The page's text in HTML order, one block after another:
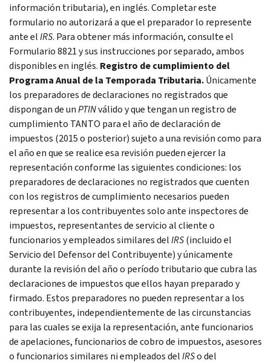
información tributaria), en inglés. Completar este
formulario no autorizará a que el preparador lo represente
ante elIRS. Para obtener más información, consulte el
Formulario 8821 y sus instrucciones por separado, ambos
disponibles en inglés. Registro de cumplimiento del
Programa Anual de la Temporada Tributaria.Únicamente
los preparadores de declaraciones no registrados que
dispongan de unPTINválido y que tengan un registro de
cumplimiento TANTO para el año de declaración de
impuestos (2015 o posterior) sujeto a una revisión como para
el año en que se realice esa revisión pueden ejercer la
representación conforme las siguientes condiciones: los
preparadores de declaraciones no registrados que cuenten
con los registros de cumplimiento necesarios pueden
representar a los contribuyentes solo ante inspectores de
impuestos, representantes de servicio al cliente o
funcionarios y empleados similares delIRS(incluido el
Servicio del Defensor del Contribuyente) y únicamente
durante la revisión del año o período tributario que cubra las
declaraciones de impuestos que ellos hayan preparado y
firmado. Estos preparadores no pueden representar a los
contribuyentes, independientemente de las circunstancias
para las cuales se exija la representación, ante funcionarios
de apelaciones, funcionarios de cobro de impuestos, asesores
o funcionarios similares ni empleados delIRSo del